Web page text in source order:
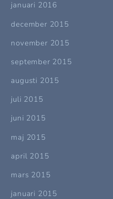
januari 2016
december 2015
november 2015
september 2015
augusti 2015
juli 2015
juni 2015
maj 2015
april 2015
mars 2015
januari 2015